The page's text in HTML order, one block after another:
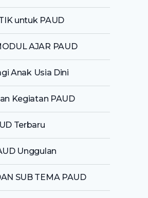
untuk PAUD
AJAR PAUD
Anak Usia Dini
Kegiatan PAUD
Terbaru
Unggulan
SUB TEMA PAUD